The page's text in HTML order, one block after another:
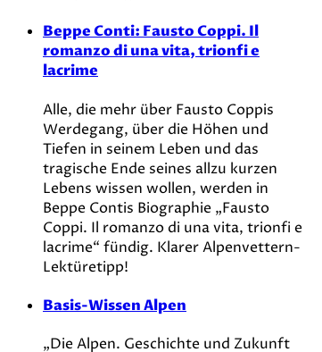
Beppe Conti: Fausto Coppi. Il
romanzo di una vita, trionfi e
lacrime
Alle, die mehr über Fausto Coppis
Werdegang, über die Höhen und
Tiefen in seinem Leben und das
tragische Ende seines allzu kurzen
Lebens wissen wollen, werden in
Beppe Contis Biographie „Fausto
Coppi. Il romanzo di una vita, trionfi e
lacrime“ fündig. Klarer Alpenvettern-
Lektüretipp!
Basis-Wissen Alpen
„Die Alpen. Geschichte und Zukunft